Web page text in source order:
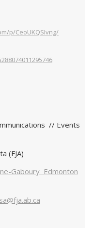
p/CeoUKQSIvng/
// Events
(FJA)
Gaboury Edmonton